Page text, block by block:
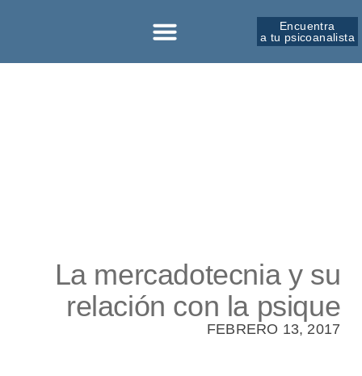
Encuentra
a tu psicoanalista
La mercadotecnia y su
relación con la psique
FEBRERO 13, 2017